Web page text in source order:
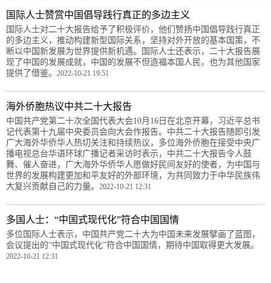
国际人士赞赏中国倡导践行真正的多边主义
国际人士对二十大报告给予了积极评价，他们赞扬中国倡导践行真正
的多边主义，推动构建新型国际关系，坚持对外开放的基本国策，不
断以中国新发展为世界提供新机遇。国际人士还表示，二十大报告展
现了中国的发展成就，中国的发展不但造福本国人民，也为其他国家
提供了借鉴。 2022-10-21 19:51
海外侨胞热议中共二十大报告
中国共产党第二十次全国代表大会10月16日在北京开幕，习近平总书
记代表第十九届中央委员会向大会作报告。中共二十大报告随即引发
广大海外华侨华人热切关注和持续热议，多位海外侨胞在接受中央广
播电视总台华语环球广播记者采访时表示，中共二十大报告令人鼓
舞、催人奋进，广大海外华侨华人愿做好民间友好的使者，为中国与
世界的发展构建更加和平友好的外部环境，为共同致力于中华民族伟
大复兴贡献自己的力量。 2022-10-21 12:31
多国人士：“中国式现代化”符合中国国情
多位国际人士表示，中国共产党二十大为中国未来发展擘画了蓝图，
会议提出的“中国式现代化”符合中国国情，期待中国取得更大发展。
2022-10-21 12:31